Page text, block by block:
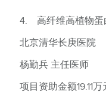
4. 高纤维高植物蛋
北京清华长庚医院
杨勤兵 主任医师
项目资助金额19.11